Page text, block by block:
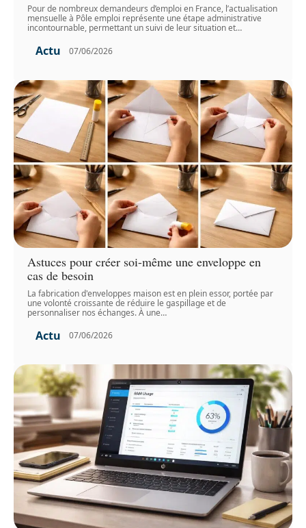
Pour de nombreux demandeurs d’emploi en France, l’actualisation
mensuelle à Pôle emploi représente une étape administrative
incontournable, permettant un suivi de leur situation et…
Actu 07/06/2026
Astuces pour créer soi-même une enveloppe en
cas de besoin
La fabrication d'enveloppes maison est en plein essor, portée par
une volonté croissante de réduire le gaspillage et de
personnaliser nos échanges. À une…
Actu 07/06/2026